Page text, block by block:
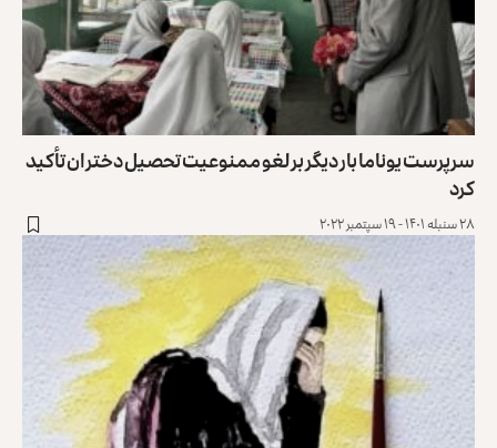
سرپرست یوناما بار دیگر بر لغو ممنوعیت تحصیل دختران تأکید
کرد
۲۸ سنبله ۱۴۰۱ - ۱۹ سپتمبر ۲۰۲۲